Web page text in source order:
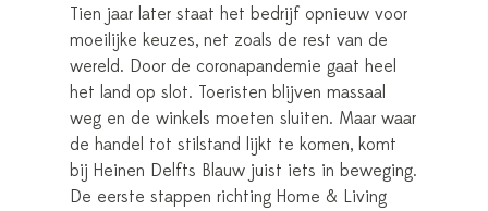
Tien jaar later staat het bedrijf opnieuw voor
moeilijke keuzes, net zoals de rest van de
wereld. Door de coronapandemie gaat heel
het land op slot. Toeristen blijven massaal
weg en de winkels moeten sluiten. Maar waar
de handel tot stilstand lijkt te komen, komt
bij Heinen Delfts Blauw juist iets in beweging.
De eerste stappen richting Home & Living